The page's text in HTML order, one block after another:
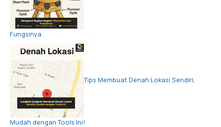
Fungsinya
Tips Membuat Denah Lokasi Sendiri,
Mudah dengan Tools Ini!